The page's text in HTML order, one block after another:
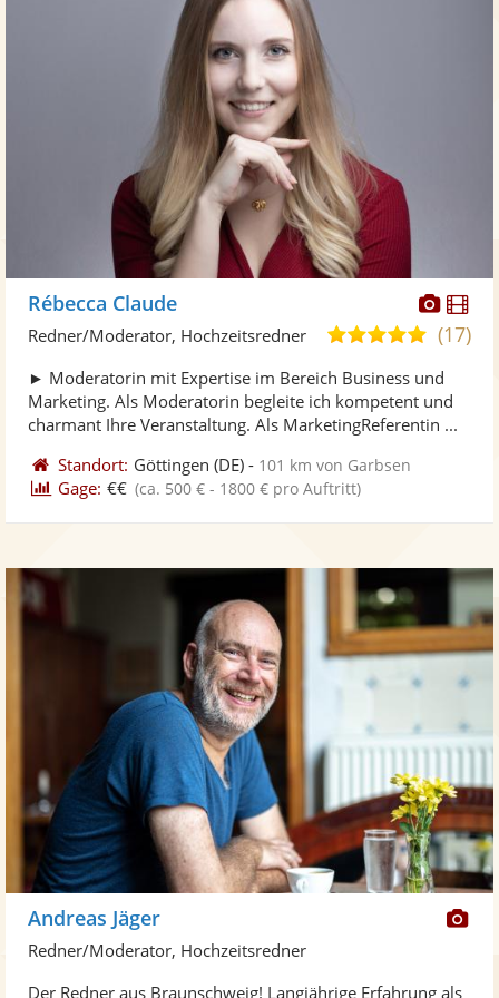
Fotos
Rébecca Claude
5,0
5
Sternen
(17)
Redner/Moderator, Hochzeitsredner
► Moderatorin mit Expertise im Bereich Business und
Marketing. Als Moderatorin begleite ich kompetent und
charmant Ihre Veranstaltung. Als MarketingReferentin ...
Standort: Göttingen (DE) - 101 km von Garbsen
Gage: €€ (ca. 500 € - 1800 € pro Auftritt)
Andreas Jäger
Redner/Moderator, Hochzeitsredner
Der Redner aus Braunschweig! Langjährige Erfahrung als